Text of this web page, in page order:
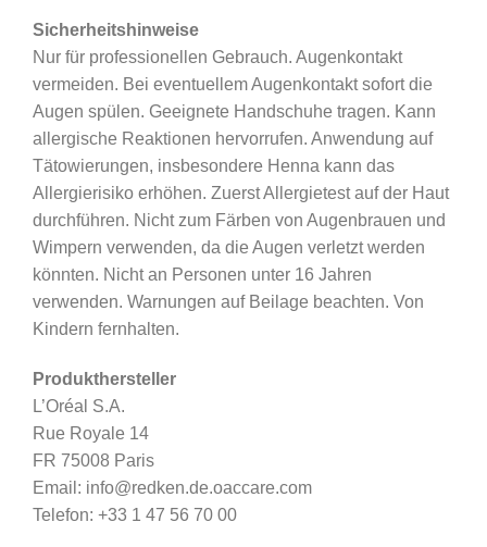
Sicherheitshinweise
Nur für professionellen Gebrauch. Augenkontakt
vermeiden. Bei eventuellem Augenkontakt sofort die
Augen spülen. Geeignete Handschuhe tragen. Kann
allergische Reaktionen hervorrufen. Anwendung auf
Tätowierungen, insbesondere Henna kann das
Allergierisiko erhöhen. Zuerst Allergietest auf der Haut
durchführen. Nicht zum Färben von Augenbrauen und
Wimpern verwenden, da die Augen verletzt werden
könnten. Nicht an Personen unter 16 Jahren
verwenden. Warnungen auf Beilage beachten. Von
Kindern fernhalten.
Produkthersteller
L’Oréal S.A.
Rue Royale 14
FR 75008 Paris
Email: info@redken.de.oaccare.com
Telefon: +33 1 47 56 70 00